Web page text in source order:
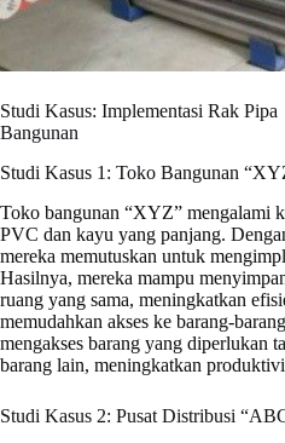
Studi Kasus: Implementasi Rak
Bangunan
Studi Kasus 1: Toko Bangunan
Toko bangunan “XYZ” mengalami
PVC dan kayu yang panjang.
mereka memutuskan untuk
Hasilnya, mereka mampu
ruang yang sama, meningkatkan
memudahkan akses ke barang-
mengakses barang yang diperlukan
barang lain, meningkatkan
Studi Kasus 2: Pusat Distribusi